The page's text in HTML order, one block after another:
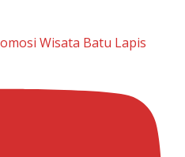
Wisata Batu Lapis